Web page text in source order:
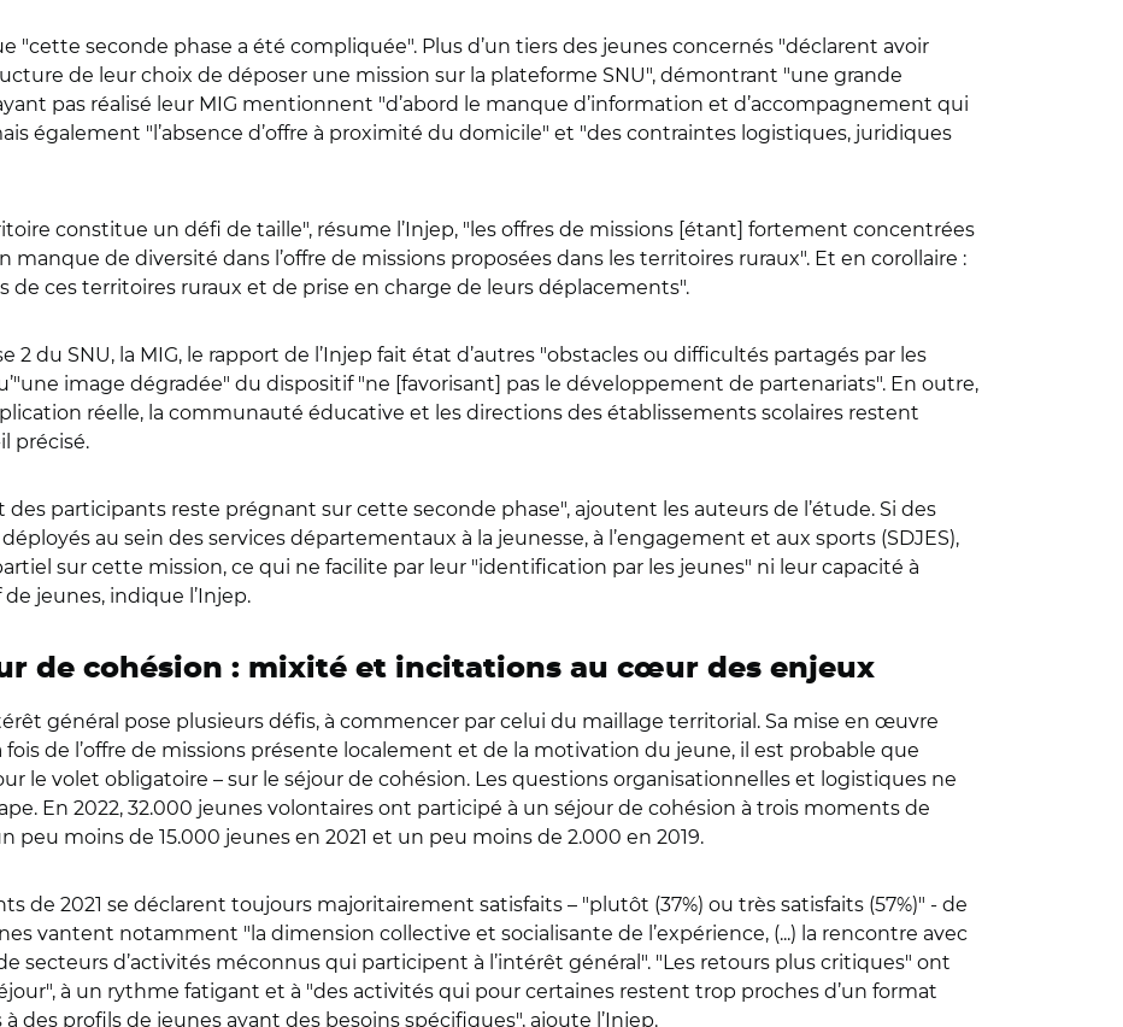
"cette seconde phase a été compliquée". Plus d’un tiers des jeunes concernés "déclarent avoir
de leur choix de déposer une mission sur la plateforme SNU", démontrant "une grande
pas réalisé leur MIG mentionnent "d’abord le manque d’information et d’accompagnement qui
également " l’absence d’offre à proximité du domicile" et "des contraintes logistiques, juridiques
constitue un défi de taille", résume l’Injep, " les offres de missions [étant] fortement concentrées
manque de diversité dans l’offre de missions proposées dans les territoires ruraux". Et en corollaire :
de ces territoires ruraux et de prise en charge de leurs déplacements".
du SNU, la MIG, le rapport de l’Injep fait état d’autres "obstacles ou difficultés partagés par les
"une image dégradée" du dispositif "ne [favorisant] pas le développement de partenariats". En outre,
réelle, la communauté éducative et les directions des établissements scolaires restent
précisé.
des participants reste prégnant sur cette seconde phase", ajoutent les auteurs de l’étude. Si des
au sein des services départementaux à la jeunesse, à l’engagement et aux sports (SDJES),
sur cette mission, ce qui ne facilite par leur "identification par les jeunes" ni leur capacité à
jeunes, indique l’Injep.
de cohésion : mixité et incitations au cœur des enjeux
général pose plusieurs défis, à commencer par celui du maillage territorial. Sa mise en œuvre
de l’offre de missions présente localement et de la motivation du jeune, il est probable que
le volet obligatoire – sur le séjour de cohésion. Les questions organisationnelles et logistiques ne
En 2022, 32.000 jeunes volontaires ont participé à un séjour de cohésion à trois moments de
peu moins de 15.000 jeunes en 2021 et un peu moins de 2.000 en 2019.
de 2021 se déclarent toujours majoritairement satisfaits – "plutôt (37%) ou très satisfaits (57%)" - de
vantent notamment " la dimension collective et socialisante de l’expérience, (...) la rencontre avec
secteurs d’activités méconnus qui participent à l’intérêt général ". "Les retours plus critiques" ont
", à un rythme fatigant et à "des activités qui pour certaines restent trop proches d’un format
des profils de jeunes ayant des besoins spécifiques", ajoute l’Injep.